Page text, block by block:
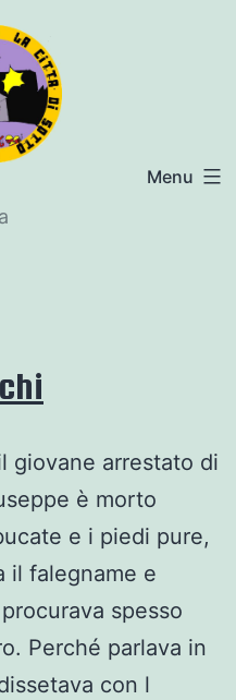
Menu
giovane arrestato di
è morto
e i piedi pure,
il falegname e
spesso
Perché parlava in
con l